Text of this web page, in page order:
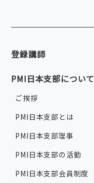
登録講師
PMI日本支部について
ご挨拶
PMI日本支部とは
PMI日本支部理事
PMI日本支部の活動
PMI日本支部会員制度